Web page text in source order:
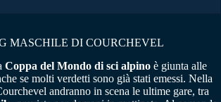
MASCHILE DI COURCHEVEL
Coppa del Mondo di sci alpino è giunta alle
se molti verdetti sono già stati emessi. Nella
andranno in scena le ultime gare, tra